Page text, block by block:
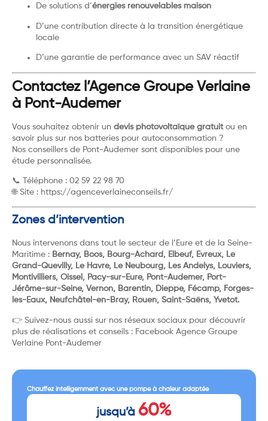
De solutions d’énergies renouvelables maison
D’une contribution directe à la transition énergétique
locale
D’une garantie de performance avec un SAV réactif
Contactez l’Agence Groupe Verlaine
à Pont-Audemer
Vous souhaitez obtenir un devis photovoltaïque gratuitou en
savoir plus sur nos batteries pour autoconsommation ?
Nos conseillers de Pont-Audemer sont disponibles pour une
étude personnalisée.
📞 Téléphone : 02 59 22 98 70
🌐 Site : https://agenceverlaineconseils.fr/
Zones d’intervention
Nous intervenons dans tout le secteur de l’Eure et de la Seine-
Maritime : Bernay, Boos, Bourg-Achard, Elbeuf, Evreux, Le
Grand-Quevilly, Le Havre, Le Neubourg, Les Andelys, Louviers,
Montivilliers, Oissel, Pacy-sur-Eure, Pont-Audemer, Port-
Jérôme-sur-Seine, Vernon, Barentin, Dieppe, Fécamp, Forges-
les-Eaux, Neufchâtel-en-Bray, Rouen, Saint-Saëns, Yvetot.
👉 Suivez-nous aussi sur nos réseaux sociaux pour découvrir
plus de réalisations et conseils : Facebook Agence Groupe
Verlaine Pont-Audemer
Chauffez intelligemment avec une pompe à chaleur adaptée
jusqu’à 60%